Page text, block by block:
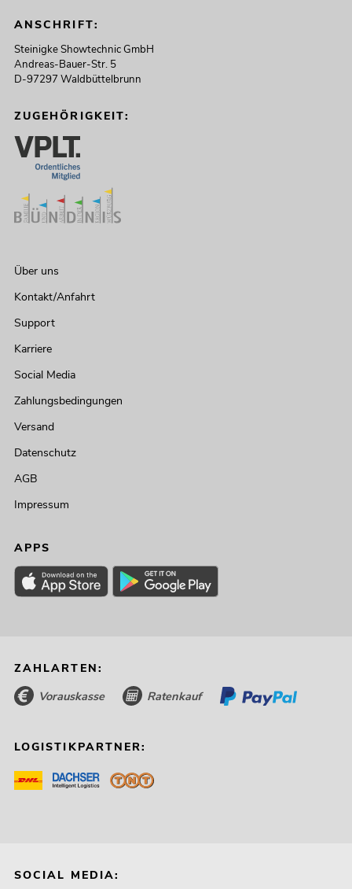
ANSCHRIFT:
Steinigke Showtechnic GmbH
Andreas-Bauer-Str. 5
D-97297 Waldbüttelbrunn
ZUGEHÖRIGKEIT:
Über uns
Kontakt/Anfahrt
Support
Karriere
Social Media
Zahlungsbedingungen
Versand
Datenschutz
AGB
Impressum
APPS
ZAHLARTEN:
Vorauskasse Ratenkauf
LOGISTIKPARTNER:
SOCIAL MEDIA: